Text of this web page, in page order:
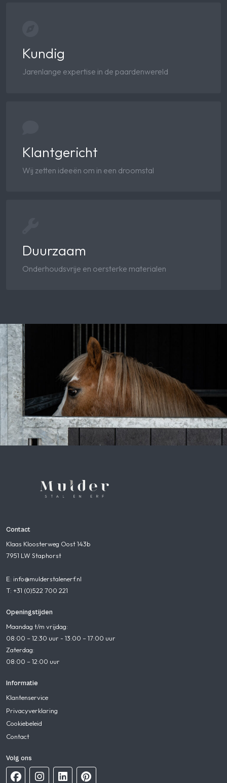
Kundig
Jarenlange expertise in de paardenwereld
Klantgericht
Wij zetten ideeën om in een droomstal
Duurzaam
Onderhoudsvrije en oersterke materialen
Contact
Klaas Kloosterweg Oost 143b
7951 LW Staphorst
E: info@mulderstalenerf.nl
T: +31 (0)522 700 221
Openingstijden
Maandag t/m vrijdag:
08:00 – 12:30 uur - 13:00 – 17:00 uur
Zaterdag:
08:00 – 12:00 uur
Informatie
Klantenservice
Privacyverklaring
Cookiebeleid
Contact
Volg ons